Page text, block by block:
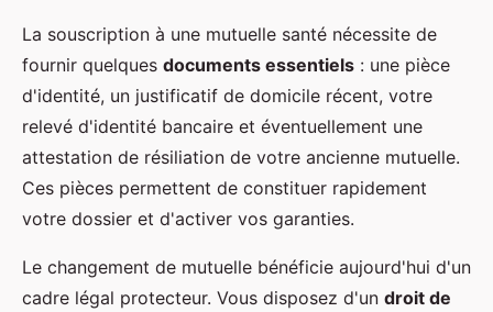
La souscription à une mutuelle santé nécessite de
fournir quelques documents essentiels : une pièce
d'identité, un justificatif de domicile récent, votre
relevé d'identité bancaire et éventuellement une
attestation de résiliation de votre ancienne mutuelle.
Ces pièces permettent de constituer rapidement
votre dossier et d'activer vos garanties.
Le changement de mutuelle bénéficie aujourd'hui d'un
cadre légal protecteur. Vous disposez d'un droit de